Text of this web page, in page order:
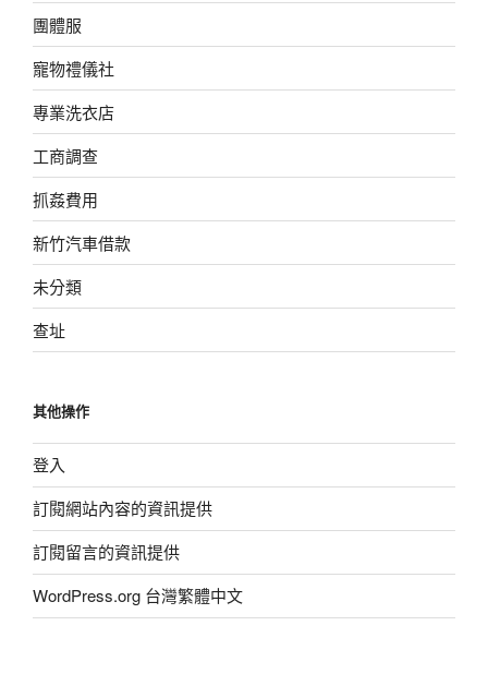
團體服
寵物禮儀社
專業洗衣店
工商調查
抓姦費用
新竹汽車借款
未分類
查址
其他操作
登入
訂閱網站內容的資訊提供
訂閱留言的資訊提供
WordPress.org 台灣繁體中文